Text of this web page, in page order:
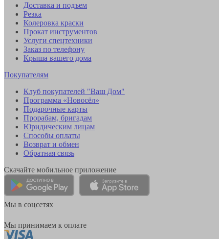
Доставка и подъем
Резка
Колеровка краски
Прокат инструментов
Услуги спецтехники
Заказ по телефону
Крыша вашего дома
Покупателям
Клуб покупателей "Ваш Дом"
Программа «Новосёл»
Подарочные карты
Прорабам, бригадам
Юридическим лицам
Способы оплаты
Возврат и обмен
Обратная связь
Скачайте мобильное приложение
Мы в соцсетях
Мы принимаем к оплате